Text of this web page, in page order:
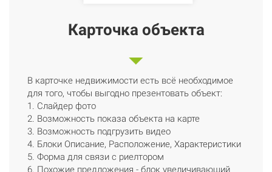
Карточка объекта
В карточке недвижимости есть всё необходимое
для того, чтобы выгодно презентовать объект:
1. Слайдер фото
2. Возможность показа объекта на карте
3. Возможность подгрузить видео
4. Блоки Описание, Расположение, Характеристики
5. Форма для связи с риелтором
6. Похожие предложения - блок увеличивающий